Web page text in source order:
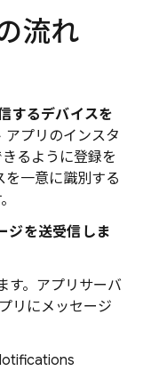
流れ
するデバイスを
アプリのインスタ
るように登録を
一意に識別する
ジを送受信しま
す。アプリサーバ
リにメッセージ